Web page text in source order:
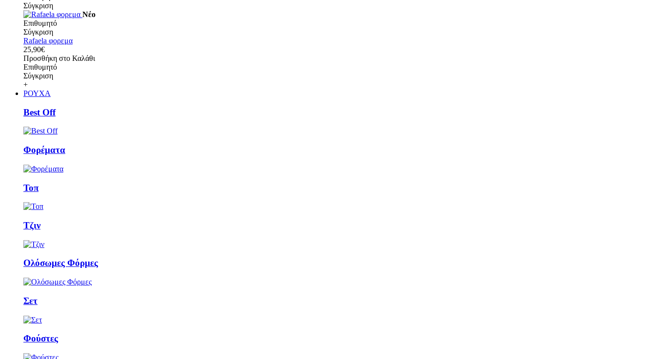
Σύγκριση
Νέο
Επιθυμητό
Σύγκριση
Rafaela φορεμα
25,90€
Προσθήκη στο Καλάθι
Επιθυμητό
Σύγκριση
+
ΡΟΥΧΑ
Best Off
Φορέματα
Τοπ
Τζιν
Ολόσωμες Φόρμες
Σετ
Φούστες